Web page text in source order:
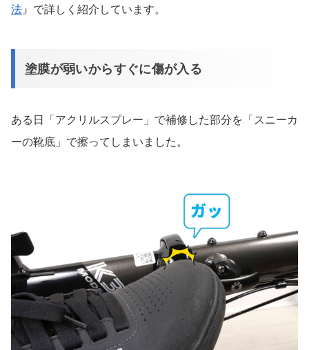
法』で詳しく紹介しています。
塗膜が弱いからすぐに傷が入る
ある日「アクリルスプレー」で補修した部分を「スニーカ
ーの靴底」で擦ってしまいました。